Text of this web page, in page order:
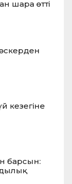
шара өтті
кезегіне
барсын: